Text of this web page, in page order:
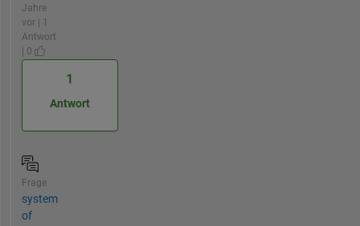
Jahre
vor | 1
Antwort
| 0
1
Antwort
Frage
system
of